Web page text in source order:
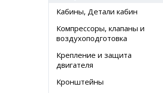
Кабины, Детали кабин
Компрессоры, клапаны и
воздухоподготовка
Крепление и защита
двигателя
Кронштейны